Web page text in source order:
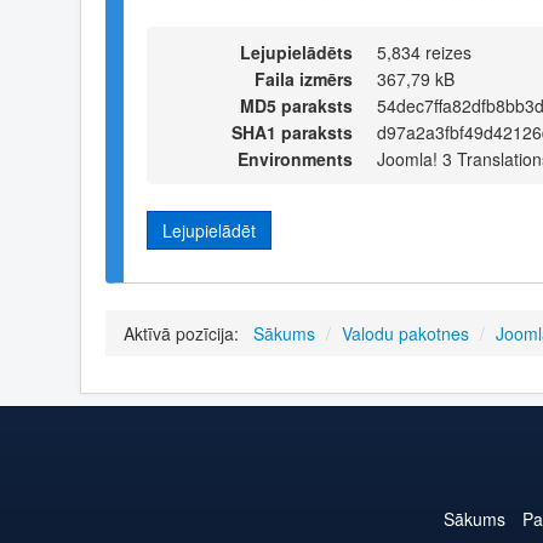
Lejupielādēts
5,834 reizes
Faila izmērs
367,79 kB
MD5 paraksts
SHA1 paraksts
Environments
Joomla! 3
Lejupielādēt
Aktīvā pozīcija: Sākums / Valodu pakotnes /
Sākums